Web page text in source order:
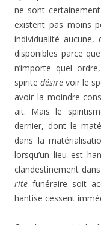
ne sont
existent pas moins
individualité aucune,
disponibles parce
n’importe quel
spirite désire voir le
avoir la moindre
ait. Mais le
dernier, dont le
dans la
lorsqu’un lieu est
clandestinement
rite funéraire soit
hantise cessent